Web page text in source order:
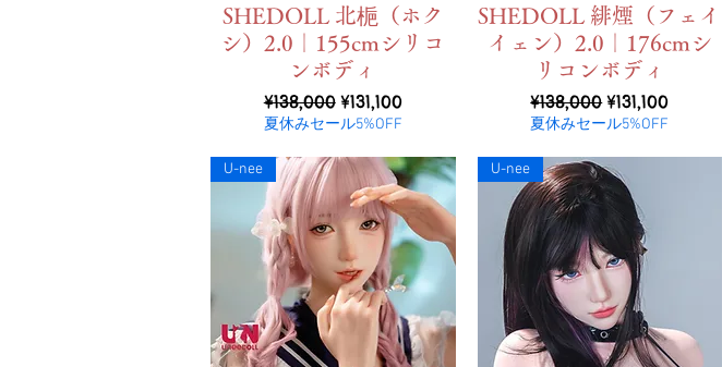
ดูข้อมูลด่วน
SHEDOLL 北梔（ホク
シ）2.0｜155cmシリコ
ンボディ
ราคาปกติ
¥138,000 ราคาขายลด
¥131,100
夏休みセール5%OFF
ดูข้อมูลด่วน
SHEDOLL 緋煙（フェイ
イェン）2.0｜176cmシ
リコンボディ
ราคาปกติ
¥138,000ราคาขายลด
¥131,100
夏休みセール5%OFF
U-nee U-nee